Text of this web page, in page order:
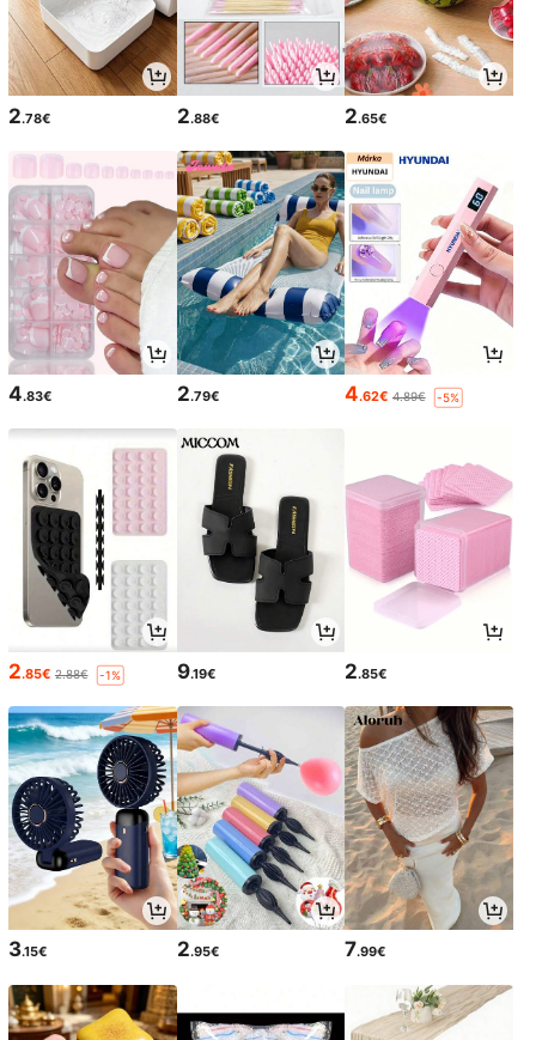
2.78€ 2.88€ 2.65€
4.83€ 2.79€ 4.62€ 4.89€ -5%
2.85€ 2.88€ -1% 9.19€ 2.85€
3.15€ 2.95€ 7.99€